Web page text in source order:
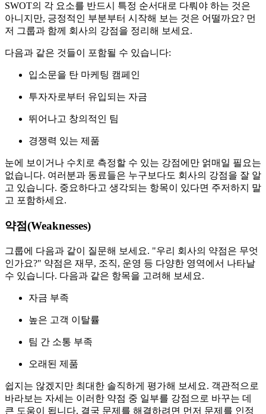
SWOT의 각 요소를 반드시 특정 순서대로 다뤄야 하는 것은
아니지만, 긍정적인 부분부터 시작해 보는 것은 어떨까요? 먼
저 그룹과 함께 회사의 강점을 정리해 보세요.
다음과 같은 것들이 포함될 수 있습니다:
입소문을 탄 마케팅 캠페인
투자자로부터 유입되는 자금
뛰어나고 창의적인 팀
경쟁력 있는 제품
눈에 보이거나 수치로 측정할 수 있는 강점에만 얽매일 필요는
없습니다. 여러분과 동료들은 누구보다도 회사의 강점을 잘 알
고 있습니다. 중요하다고 생각되는 항목이 있다면 주저하지 말
고 포함하세요.
약점(Weaknesses)
그룹에 다음과 같이 질문해 보세요. "우리 회사의 약점은 무엇
인가요?" 약점은 재무, 조직, 운영 등 다양한 영역에서 나타날
수 있습니다. 다음과 같은 항목을 고려해 보세요.
자금 부족
높은 고객 이탈률
팀 간 소통 부족
오래된 제품
쉽지는 않겠지만 최대한 솔직하게 평가해 보세요. 객관적으로
바라보는 자세는 이러한 약점 중 일부를 강점으로 바꾸는 데
큰 도움이 됩니다. 결국 문제를 해결하려면 먼저 문제를 인정